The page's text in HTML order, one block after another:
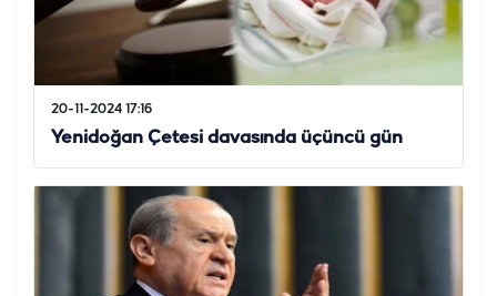
20-11-2024 17:16
Yenidoğan Çetesi davasında üçüncü gün